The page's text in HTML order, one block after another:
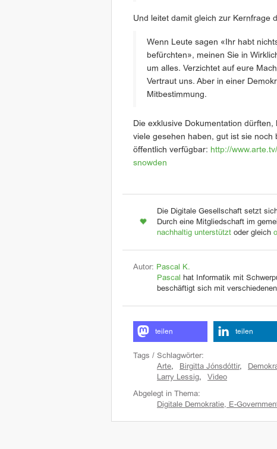
Und leitet damit gleich zur Kernfrage
Wenn Leute sagen «Ihr habt
befürchten», meinen Sie in
um alles. Verzichtet auf eure
Vertraut uns. Aber in einer
Mitbestimmung.
Die exklusive Dokumentation
viele gesehen haben, gut ist sie
öffentlich verfügbar: http://
snowden
Die Digitale Gesellschaft setzt
Durch eine Mitgliedschaft im
nachhaltig unterstützt oder gleich
Autor: Pascal K.
Pascal
hat Informatik mit
beschäftigt sich mit
teilen teilen
Tags / Schlagwörter:
Arte, Birgitta Jónsdóttir,
Larry Lessig, Video
Abgelegt in Thema:
Digitale Demokratie, E-